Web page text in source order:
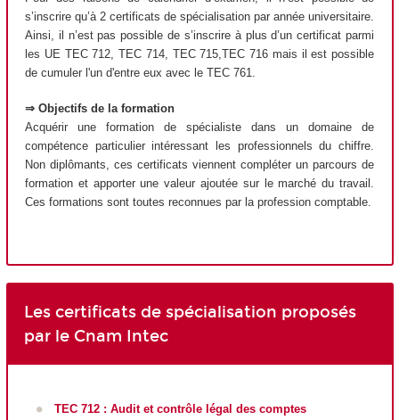
s’inscrire qu’à 2 certificats de spécialisation par année universitaire.
Ainsi, il n’est pas possible de s’inscrire à plus d’un certificat parmi
les UE TEC 712, TEC 714, TEC 715,TEC 716 mais il est possible
de cumuler l'un d'entre eux avec le TEC 761.
⇒ Objectifs de la formation
Acquérir une formation de spécialiste dans un domaine de
compétence particulier intéressant les professionnels du chiffre.
Non diplômants, ces certificats viennent compléter un parcours de
formation et apporter une valeur ajoutée sur le marché du travail.
Ces formations sont toutes reconnues par la profession comptable.
Les certificats de spécialisation proposés
par le Cnam Intec
TEC 712 : Audit et contrôle légal des comptes